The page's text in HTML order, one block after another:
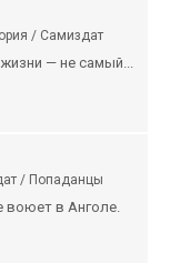
/ Самиздат
— не самый...
/ Попаданцы
воюет в Анголе.